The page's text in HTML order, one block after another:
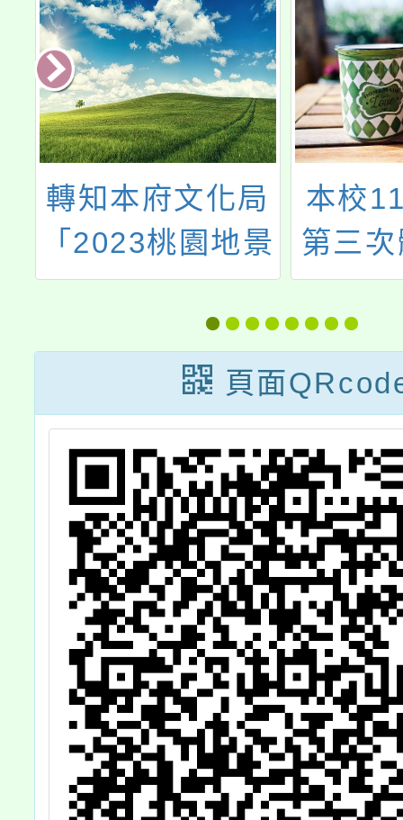
轉知本府文化局
「2023桃園地景
藝術節」導覽志
工招募簡章及海
本校
第三
生入
學考
頁面